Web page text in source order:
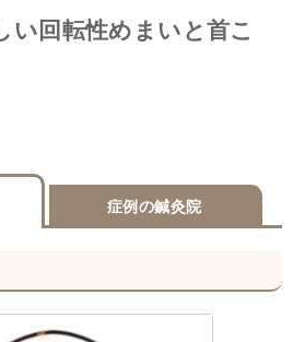
い回転性めまいと首こ
症例の鍼灸院